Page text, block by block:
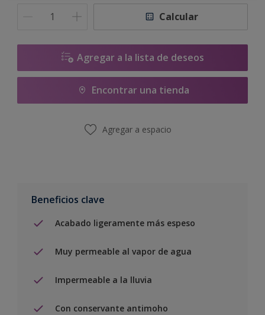
Calcular
Agregar a la lista de deseos
Encontrar una tienda
Agregar a espacio
Beneficios clave
Acabado ligeramente más espeso
Muy permeable al vapor de agua
Impermeable a la lluvia
Con conservante antimoho